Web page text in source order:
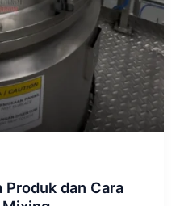
Produk dan Cara